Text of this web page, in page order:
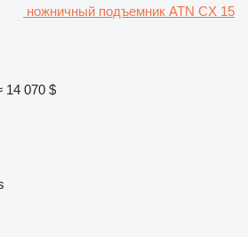
ножничный подъемник ATN CX 15
14 070 $